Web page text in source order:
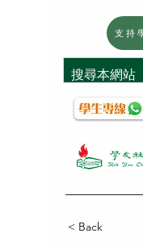
支持
< Back